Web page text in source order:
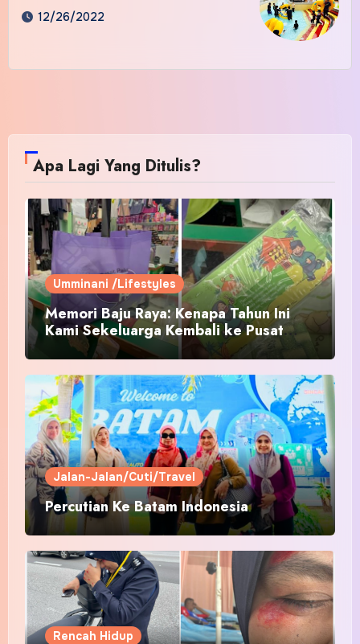
12/26/2022
Apa Lagi Yang Ditulis?
Umminani /Lifestyles
Memori Baju Raya: Kenapa Tahun Ini
Kami Sekeluarga Kembali ke Pusat
Pakaian Hari-Hari?
Jalan-Jalan/Cuti/Travel
Percutian Ke Batam Indonesia
Rencah Hidup